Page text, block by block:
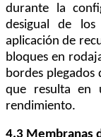
durante la
desigual de
aplicación de
bloques en
bordes plegados
que resulta en
rendimiento.